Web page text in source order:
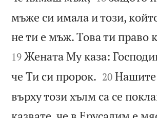
мъже си имала и този,
не ти е мъж. Това ти право
19 Жената Му каза:
че Ти си пророк. 

20
върху този хълм са се